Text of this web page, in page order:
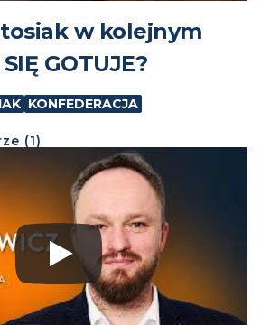
w kolejnym
GOTUJE?
KONFEDERACJA
(1)